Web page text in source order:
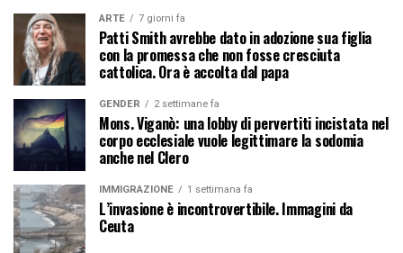
ARTE 7 giorni fa
Patti Smith avrebbe dato in adozione sua figlia
con la promessa che non fosse cresciuta
cattolica. Ora è accolta dal papa
GENDER 2 settimane fa
Mons. Viganò: una lobby di pervertiti incistata nel
corpo ecclesiale vuole legittimare la sodomia
anche nel Clero
IMMIGRAZIONE 1 settimana fa
L’invasione è incontrovertibile. Immagini da
Ceuta